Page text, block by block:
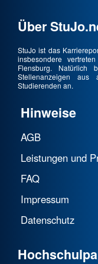
Über
StuJo ist das
insbesondere
Flensburg. Natürlich
Stellenanzeigen aus
Studierenden an.
Hinweise
AGB
Leistungen und
FAQ
Impressum
Datenschutz